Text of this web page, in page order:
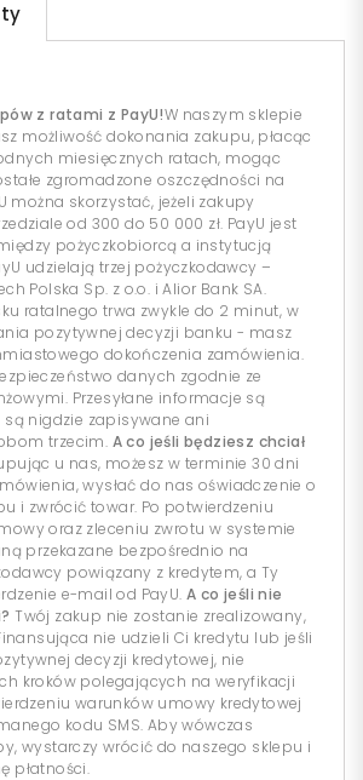
z ratami z PayU!W naszym sklepie
możliwość dokonania zakupu, płacąc
miesięcznych ratach, mogąc
zgromadzone oszczędności na
można skorzystać, jeżeli zakupy
od 300 do 50 000 zł. PayU jest
pożyczkobiorcą a instytucją
udzielają trzej pożyczkodawcy –
Polska Sp. z o.o. i Alior Bank SA.
ratalnego trwa zwykle do 2 minut, w
pozytywnej decyzji banku - masz
dokończenia zamówienia.
danych zgodnie ze
Przesyłane informacje są
są nigdzie zapisywane ani
trzecim. A co jeśli będziesz chciał
u nas, możesz w terminie 30 dni
wysłać do nas oświadczenie o
i zwrócić towar. Po potwierdzeniu
oraz zleceniu zwrotu w systemie
przekazane bezpośrednio na
powiązany z kredytem, a Ty
e-mail od PayU. A co jeśli nie
Twój zakup nie zostanie zrealizowany,
nie udzieli Ci kredytu lub jeśli
decyzji kredytowej, nie
kroków polegających na weryfikacji
warunków umowy kredytowej
kodu SMS. Aby wówczas
wystarczy wrócić do naszego sklepu i
płatności.